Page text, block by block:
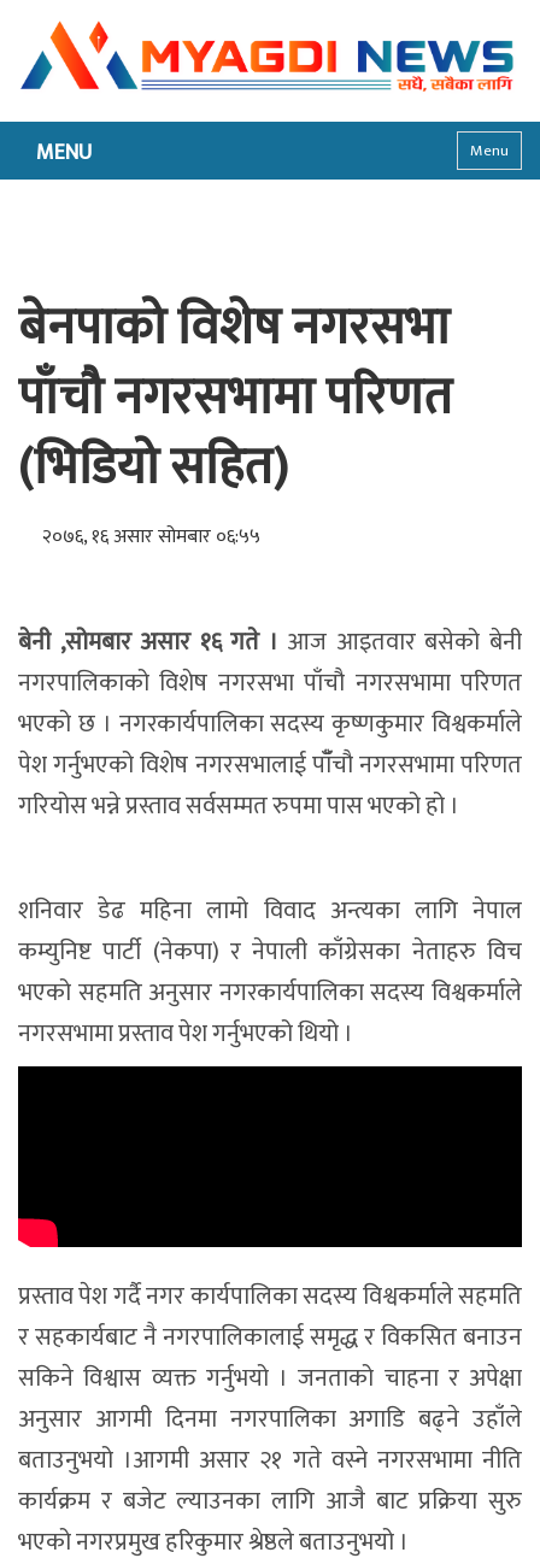
MENU Menu
बेनपाको विशेष नगरसभा
पाँचौ नगरसभामा परिणत
(भिडियो सहित)
२०७६, १६ असार सोमबार ०६:५५
बेनी ,सोमबार असार १६ गते । आज आइतवार बसेको बेनी
नगरपालिकाको विशेष नगरसभा पाँचौ नगरसभामा परिणत
भएको छ । नगरकार्यपालिका सदस्य कृष्णकुमार विश्वकर्माले
पेश गर्नुभएको विशेष नगरसभालाई पाँँचौ नगरसभामा परिणत
गरियोस भन्ने प्रस्ताव सर्वसम्मत रुपमा पास भएको हो ।
शनिवार डेढ महिना लामो विवाद अन्त्यका लागि नेपाल
कम्युनिष्ट पार्टी (नेकपा) र नेपाली काँग्रेसका नेताहरु विच
भएको सहमति अनुसार नगरकार्यपालिका सदस्य विश्वकर्माले
नगरसभामा प्रस्ताव पेश गर्नुभएको थियो ।
प्रस्ताव पेश गर्दै नगर कार्यपालिका सदस्य विश्वकर्माले सहमति
र सहकार्यबाट नै नगरपालिकालाई समृद्ध र विकसित बनाउन
सकिने विश्वास व्यक्त गर्नुभयो । जनताको चाहना र अपेक्षा
अनुसार आगमी दिनमा नगरपालिका अगाडि बढ्ने उहाँले
बताउनुभयो ।आगमी असार २१ गते वस्ने नगरसभामा नीति
कार्यक्रम र बजेट ल्याउनका लागि आजै बाट प्रक्रिया सुरु
भएको नगरप्रमुख हरिकुमार श्रेष्ठले बताउनुभयो ।